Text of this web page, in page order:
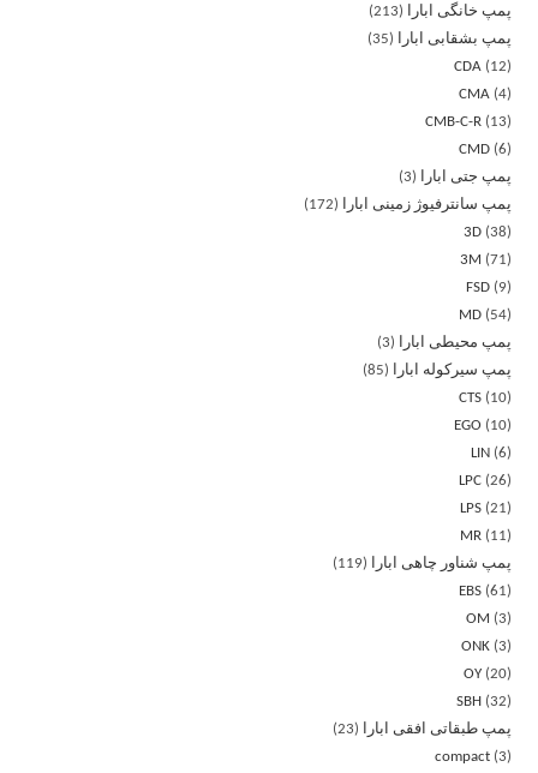
پمپ خانگی ابارا
213
پمپ بشقابی ابارا
35
CDA
12
CMA 4
CMB-C-R
13
CMD 6
پمپ جتی ابارا
3
پمپ سانترفیوژ زمینی ابارا
172
3D 38
3M
71
FSD
9
MD
54
پمپ محیطی ابارا
3
پمپ سیرکوله ابارا
85
CTS
10
EGO
10
LIN
6
LPC 26
LPS 21
MR
11
پمپ شناور چاهی ابارا
119
EBS 61
OM
3
ONK 3
OY 20
SBH
32
پمپ طبقاتی افقی ابارا
23
compact 3